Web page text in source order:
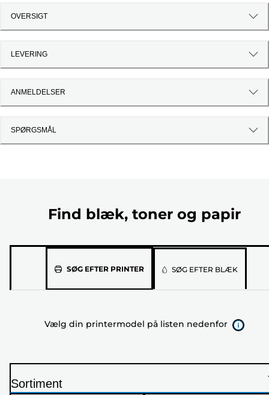
OVERSIGT
LEVERING
ANMELDELSER
SPØRGSMÅL
Find blæk, toner og papir
SØG EFTER PRINTERVælg
listen
SØG EFTER BLÆK
Vælg din printermodel på listen nedenfor
Sortiment